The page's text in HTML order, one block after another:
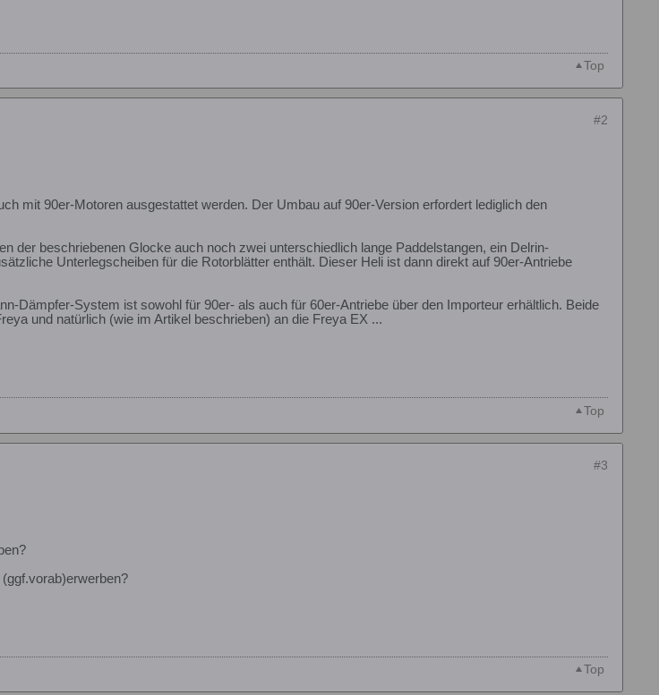
Top
#2
mit 90er-Motoren ausgestattet werden. Der Umbau auf 90er-Version erfordert lediglich den
der beschriebenen Glocke auch noch zwei unterschiedlich lange Paddelstangen, ein Delrin-
Unterlegscheiben für die Rotorblätter enthält. Dieser Heli ist dann direkt auf 90er-Antriebe
Dämpfer-System ist sowohl für 90er- als auch für 60er-Antriebe über den Importeur erhältlich. Beide
und natürlich (wie im Artikel beschrieben) an die Freya EX ...
Top
#3
Top